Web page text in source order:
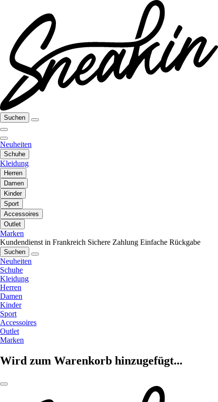
Suchen
Neuheiten
Schuhe
Kleidung
Herren
Damen
Kinder
Sport
Accessoires
Outlet
Marken
Kundendienst in Frankreich Sichere Zahlung Einfache Rückgabe
Suchen
Neuheiten
Schuhe
Kleidung
Herren
Damen
Kinder
Sport
Accessoires
Outlet
Marken
Wird zum Warenkorb hinzugefügt...